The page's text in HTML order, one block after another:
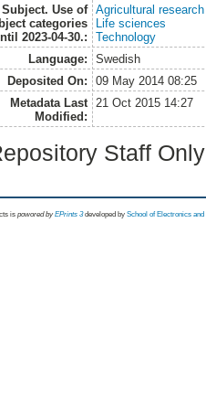
Subject. Use of
categories
2023-04-30.:
Agricultural research
Life sciences
Technology
Language:
Swedish
Deposited On:
09 May 2014 08:25
Metadata Last
Modified:
21 Oct 2015 14:27
Staff
is powored byEPrints 3 developed by School of Electronics